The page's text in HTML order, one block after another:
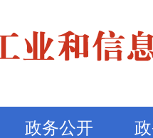
政务公开